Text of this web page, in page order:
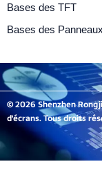
Bases des TFT
Bases des
© 2026 Shenzhen
d'écrans. Tous droits